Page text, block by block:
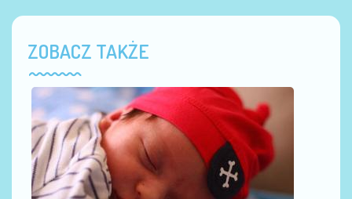
ZOBACZ TAKŻE